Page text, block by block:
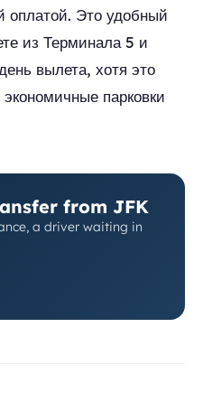
оплатой. Это удобный
из Терминала 5 и
вылета, хотя это
парковки
from JFK
a driver waiting in